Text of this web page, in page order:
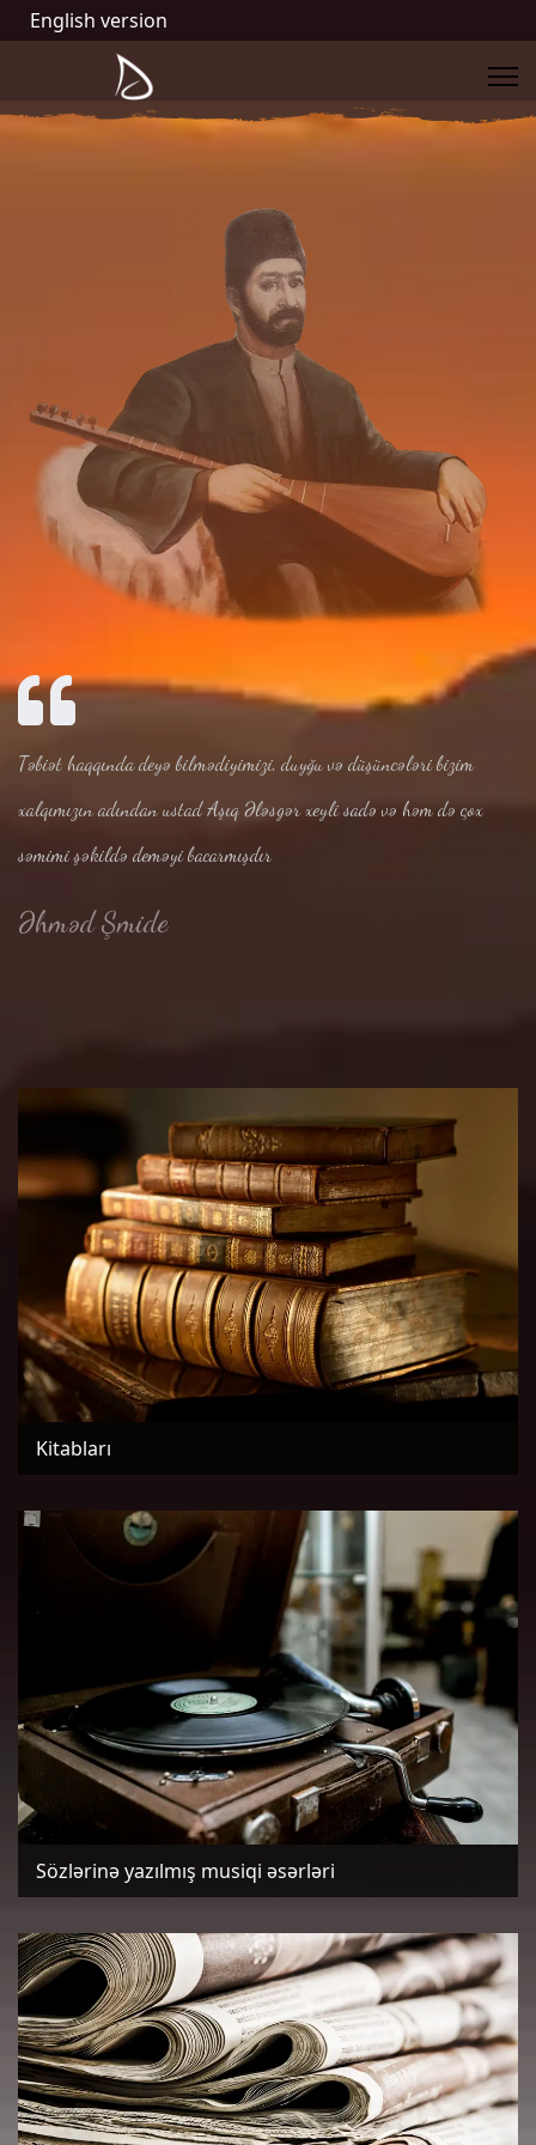
English version
Təbiət haqqında deyə bilmədiyimizi, duyğu və düşüncələri bizim
xalqımızın adından ustad Aşıq Ələsgər xeyli sadə və həm də çox
səmimi şəkildə deməyi bacarmışdır
Əhməd Şmide
Kitabları
Sözlərinə yazılmış musiqi əsərləri